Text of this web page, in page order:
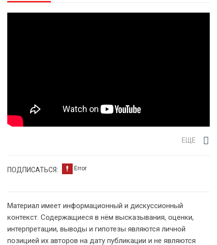
ЕЩЕ
ПОДПИСАТЬСЯ:
Материал имеет информационный и дискуссионный
контекст. Содержащиеся в нём высказывания, оценки,
интерпретации, выводы и гипотезы являются личной
позицией их авторов на дату публикации и не являются